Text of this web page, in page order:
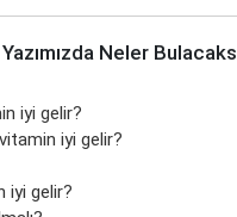
Neler
iyi gelir?
iyi gelir?
iyi gelir?